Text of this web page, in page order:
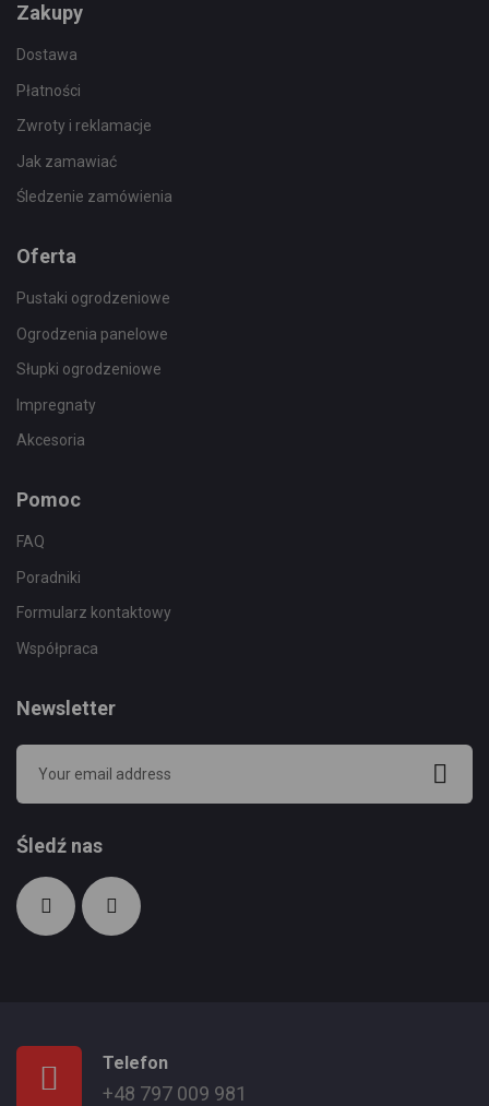
Zakupy
Dostawa
Płatności
Zwroty i reklamacje
Jak zamawiać
Śledzenie zamówienia
Oferta
Pustaki ogrodzeniowe
Ogrodzenia panelowe
Słupki ogrodzeniowe
Impregnaty
Akcesoria
Pomoc
FAQ
Poradniki
Formularz kontaktowy
Współpraca
Newsletter
Śledź nas
Telefon
+48 797 009 981